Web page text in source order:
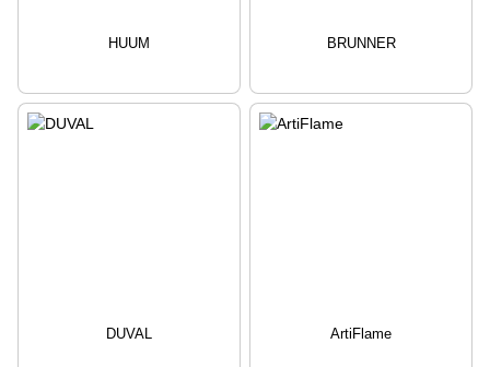
HUUM BRUNNER
DUVAL ArtiFlame